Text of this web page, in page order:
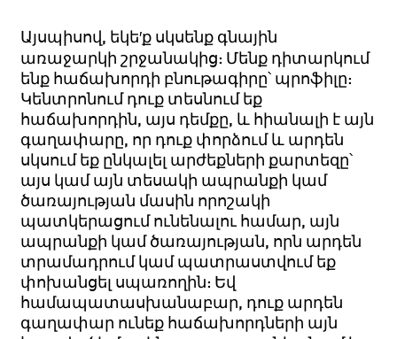
Այսպիսով, եկե′ք սկսենք գնային
առաջարկի շրջանակից: Մենք դիտարկում
ենք հաճախորդի բնութագիրը՝ պրոֆիլը:
Կենտրոնում դուք տեսնում եք
հաճախորդին, այս դեմքը, և հիանալի է այն
գաղափարը, որ դուք փորձում և արդեն
սկսում եք ընկալել արժեքների քարտեզը՝
այս կամ այն տեսակի ապրանքի կամ
ծառայության մասին որոշակի
պատկերացում ունենալու համար, այն
ապրանքի կամ ծառայության, որն արդեն
տրամադրում կամ պատրաստվում եք
փոխանցել սպառողին: Եվ
համապատասխանաբար, դուք արդեն
գաղափար ունեք հաճախորդների այն